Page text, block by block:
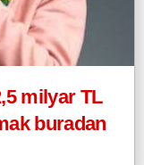
milyar TL
buradan